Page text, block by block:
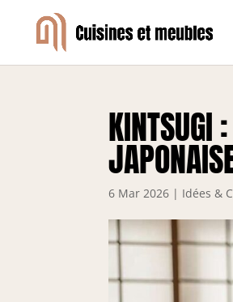
KINTSUGI
6 Mar 2026 | Idées &